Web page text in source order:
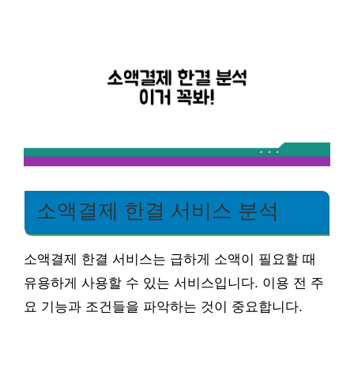
소액결제 한결 서비스 분석
소액결제 한결 서비스는 급하게 소액이 필요할 때
유용하게 사용할 수 있는 서비스입니다. 이용 전 주
요 기능과 조건들을 파악하는 것이 중요합니다.